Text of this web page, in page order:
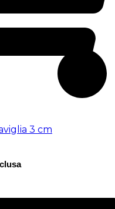
3 cm